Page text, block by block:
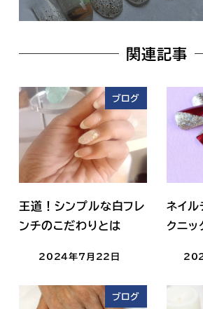
関連記事
ブログ
王道！シンプルな白フレ
ンチのこだわりとは
2024年7月22日
ネイ
クニッ
ブログ